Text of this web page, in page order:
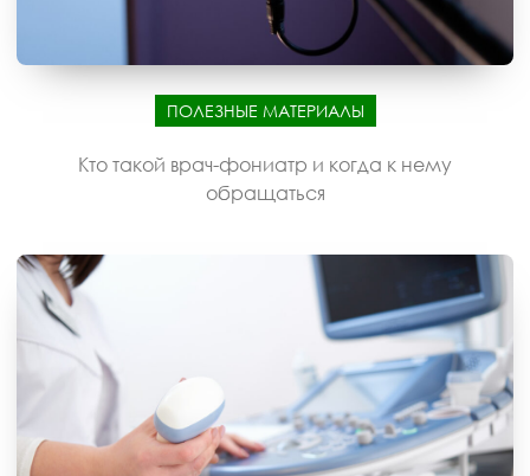
ПОЛЕЗНЫЕ МАТЕРИАЛЫ
Кто такой врач-фониатр и когда к нему
обращаться